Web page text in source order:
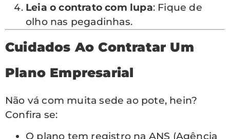
Leia o contrato com lupa: Fique de
olho nas pegadinhas.
Cuidados Ao Contratar Um
Plano Empresarial
Não vá com muita sede ao pote, hein?
Confira se:
O plano tem registro na ANS (Agência